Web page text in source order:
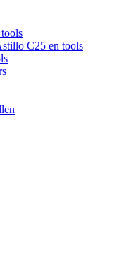
C25 en tools